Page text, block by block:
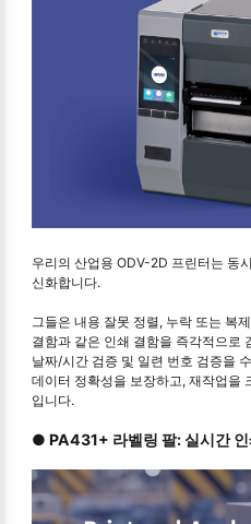
우리의 산업용 ODV-2D 프린터는 동
신화합니다.
그들은 내용 잘못 정렬, 누락 또는 복
결함과 같은 인쇄 결함을 즉각적으로
날짜/시간 검증 및 일련 번호 검증을
데이터 정확성을 보장하고, 재작업을
입니다.
● PA431+ 라벨링 팔: 실시간 인